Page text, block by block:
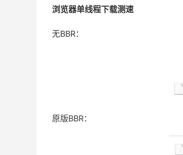
浏览器单线程下载测速
无BBR：
原版BBR：